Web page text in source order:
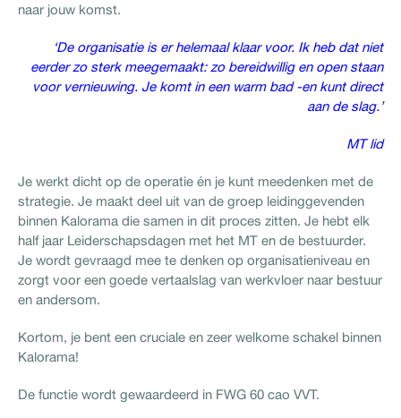
naar jouw komst.
‘De organisatie is er helemaal klaar voor. Ik heb dat niet
eerder zo sterk meegemaakt: zo bereidwillig en open staan
voor vernieuwing. Je komt in een warm bad -en kunt direct
aan de slag.’
MT lid
Je werkt dicht op de operatie én je kunt meedenken met de
strategie. Je maakt deel uit van de groep leidinggevenden
binnen Kalorama die samen in dit proces zitten. Je hebt elk
half jaar Leiderschapsdagen met het MT en de bestuurder.
Je wordt gevraagd mee te denken op organisatieniveau en
zorgt voor een goede vertaalslag van werkvloer naar bestuur
en andersom.
Kortom, je bent een cruciale en zeer welkome schakel binnen
Kalorama!
De functie wordt gewaardeerd in FWG 60 cao VVT.